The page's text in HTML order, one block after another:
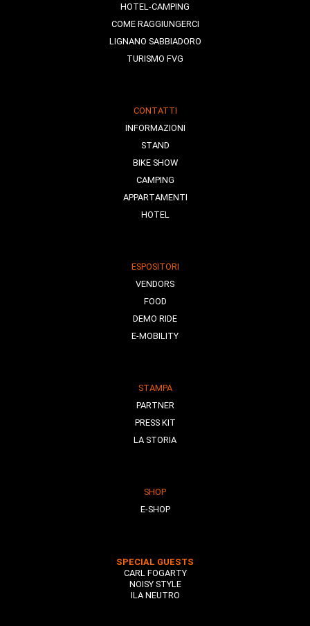
HOTEL-CAMPING
COME RAGGIUNGERCI
LIGNANO SABBIADORO
TURISMO FVG
CONTATTI
INFORMAZIONI
STAND
BIKE SHOW
CAMPING
APPARTAMENTI
HOTEL
ESPOSITORI
VENDORS
FOOD
DEMO RIDE
E-MOBILITY
STAMPA
PARTNER
PRESS KIT
LA STORIA
SHOP
E-SHOP
SPECIAL GUESTS
CARL FOGARTY
NOISY STYLE
ILA NEUTRO